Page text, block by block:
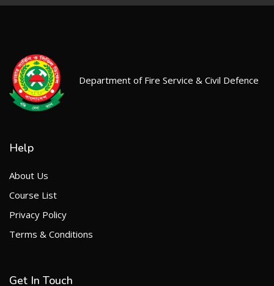
Department of Fire Service & Civil Defence
Help
About Us
Course List
Privacy Policy
Terms & Conditions
Get In Touch